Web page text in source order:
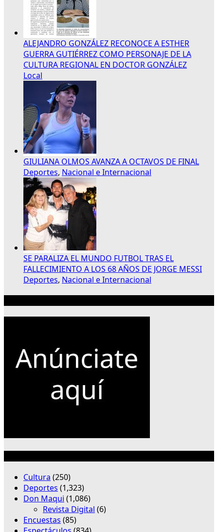
ALEJANDRO GONZÁLEZ RECONOCE A ESTHER
GUERRA GUTIÉRREZ COMO PERSONAJE DE LA
CULTURA REGIONAL EN DOCTOR GONZÁLEZ
Local
GIULIANA OLMOS AVANZA A OCTAVOS DE FINAL
Deportes, Nacional e Internacional
SE PARALIZA EL MUNDO FUTBOL TRAS EL
FALLECIMIENTO A LOS 68 AÑOS DE JORGE MESSI
Deportes, Nacional e Internacional
Cultura (250)
Deportes (1,323)
Don Maqui (1,086)
Revista Digital (6)
Encuestas (85)